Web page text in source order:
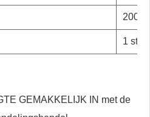
200st
1
GEMAKKELIJK IN met de